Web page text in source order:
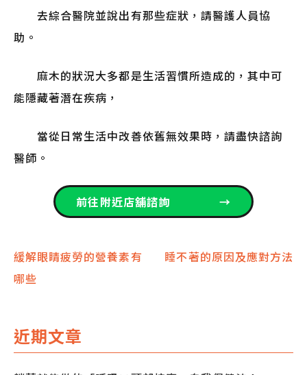
去綜合醫院並說出有那些症狀，請醫護人員協
助。
麻木的狀況大多都是生活習慣所造成的，其中可
能隱藏著潛在疾病，
當從日常生活中改善依舊無效果時，請盡快諮詢
醫師。
前往附近店舖諮詢 →
文
章
覽
緩解眼睛疲勞的營養素有
哪些
睡不著的原因及應對方法
近期文章